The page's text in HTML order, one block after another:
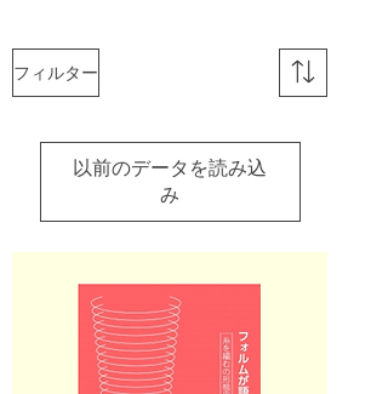
フィルター
以前のデータを読み込
み